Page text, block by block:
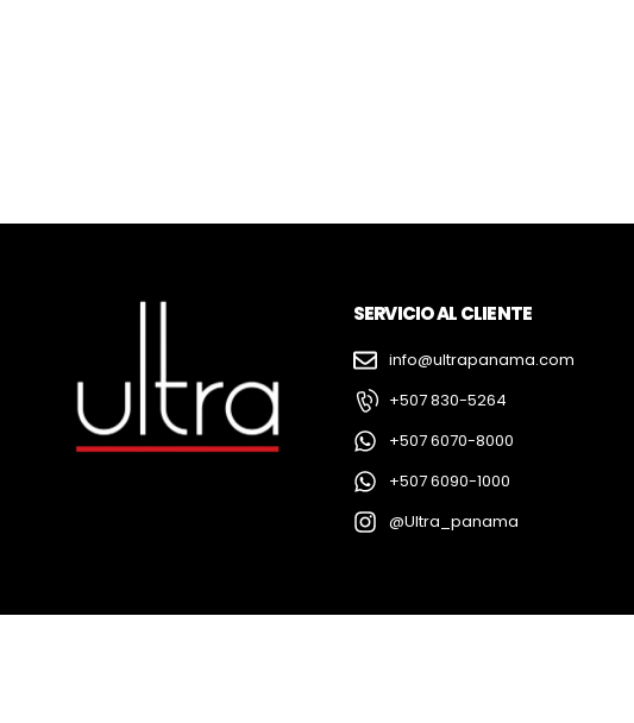
SERVICIO AL CLIENTE
info@ultrapanama.com
+507 830-5264
+507 6070-8000
+507 6090-1000
@Ultra_panama